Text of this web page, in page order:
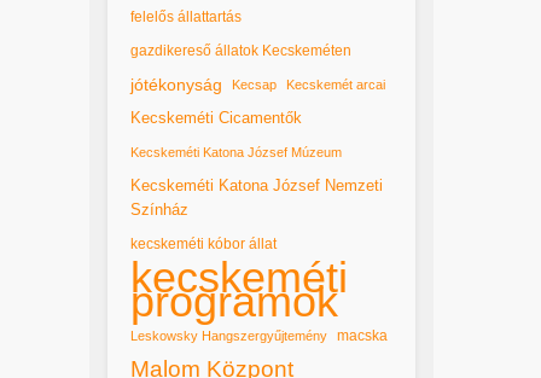
felelős állattartás
gazdikereső állatok Kecskeméten
jótékonyság Kecsap Kecskemét arcai
Kecskeméti Cicamentők
Kecskeméti Katona József Múzeum
Kecskeméti Katona József Nemzeti
Színház
kecskeméti kóbor állat
kecskeméti
programok
Leskowsky Hangszergyűjtemény macska
Malom Központ